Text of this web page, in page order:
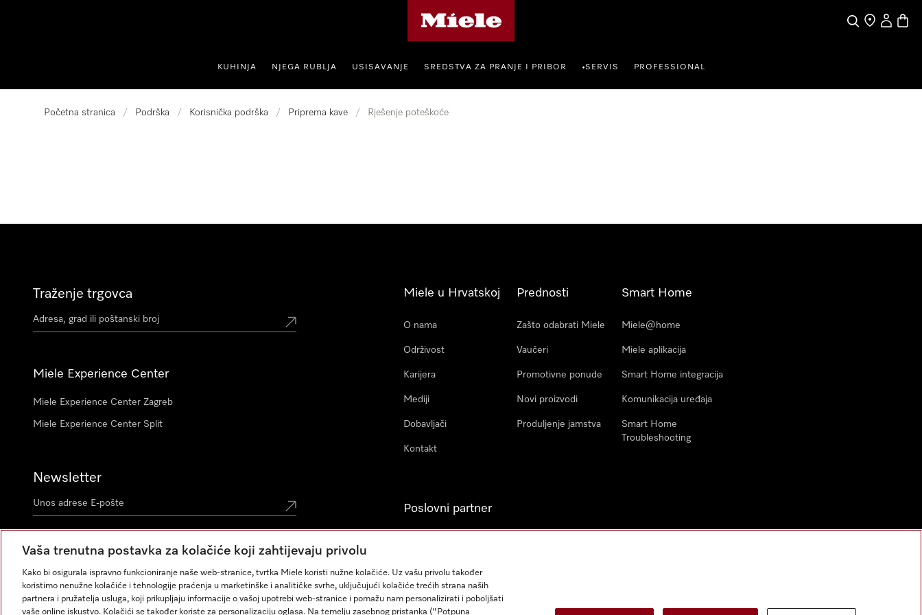
PretragaTraženjeKorisnički
KUHINJA NJEGA RUBLJA USISAVANJE SREDSTVA ZA PRANJE I PRIBOR •SERVIS PROFESSIONAL
Početna stranica / Podrška / Korisnička podrška / Priprema kave / Rješenje poteškoće
Traženje trgovca
Miele Experience Center
Miele Experience Center Zagreb
Miele Experience Center Split
Newsletter
Miele u Hrvatskoj
O nama
Održivost
Karijera
Mediji
Dobavljači
Kontakt
Prednosti
Zašto odabrati Miele
Vaučeri
Promotivne ponude
Novi proizvodi
Produljenje jamstva
Smart Home
Miele@home
Miele aplikacija
Smart Home integracija
Komunikacija uređaja
Smart Home
Troubleshooting
Poslovni partner
građevinskih radova
Vaša trenutna postavka za kolačiće koji zahtijevaju privolu
Kako bi osigurala ispravno funkcioniranje naše web-stranice, tvrtka Miele koristi nužne kolačiće. Uz vašu privolu također
koristimo nenužne kolačiće i tehnologije praćenja u marketinške i analitičke svrhe, uključujući kolačiće trećih strana naših
partnera i pružatelja usluga, koji prikupljaju informacije o vašoj upotrebi web-stranice i pomažu nam personalizirati i poboljšati
vaše online iskustvo. Kolačići se također koriste za personalizaciju oglasa. Na temelju zasebnog pristanka ("Potpuna